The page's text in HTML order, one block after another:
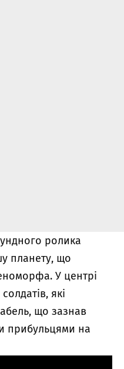
ролика
планету, що
У центрі
які
що зазнав
прибульцями на